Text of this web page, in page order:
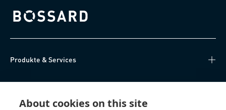
About cookies on this site
Bossard homepage
Produkte & Services
Wissen